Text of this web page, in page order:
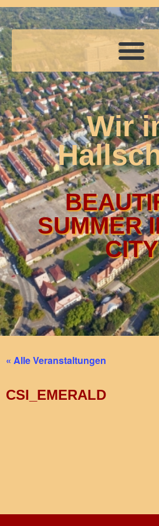
Wir
SUMMER
CITY
« Alle Veranstaltungen
CSI_EMERALD